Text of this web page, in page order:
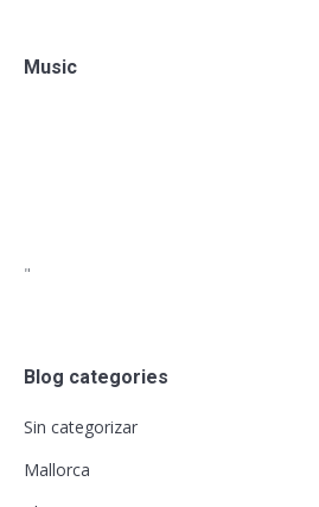
Music
"
Blog categories
Sin categorizar
Mallorca